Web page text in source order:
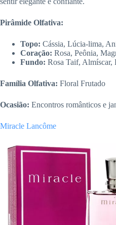
Pirâmide Olfativa:
Topo: Cássia, Lúcia-lima,
Coração: Rosa, Peônia,
Fundo: Rosa Taif, Almíscar,
Família Olfativa: Floral Frutado
Ocasião: Encontros românticos e
Miracle Lancôme